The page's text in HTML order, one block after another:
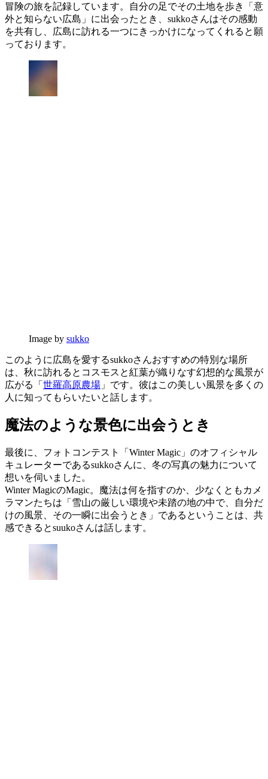
冒険の旅を記録しています。自分の足でその土地を歩き「意
外と知らない広島」に出会ったとき、sukkoさんはその感動
を共有し、広島に訪れる一つにきっかけになってくれると願
っております。
Image by sukko
このように広島を愛するsukkoさんおすすめの特別な場所
は、秋に訪れるとコスモスと紅葉が織りなす幻想的な風景が
広がる「 世羅高原農場 」です。彼はこの美しい風景を多くの
人に知ってもらいたいと話します。
魔法のような景色に出会うとき
最後に、フォトコンテスト「Winter Magic」のオフィシャル
キュレーターであるsukkoさんに、冬の写真の魅力について
想いを伺いました。
Winter MagicのMagic。魔法は何を指すのか、少なくともカメ
ラマンたちは「雪山の厳しい環境や未踏の地の中で、自分だ
けの風景、その一瞬に出会うとき」であるということは、共
感できるとsuukoさんは話します。